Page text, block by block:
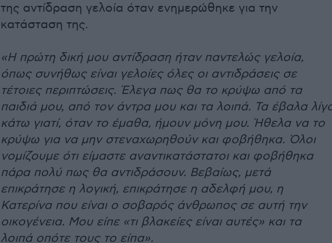
της αντίδραση γελοία όταν ενημερώθηκε για την
κατάσταση της.
«Η πρώτη δική μου αντίδραση ήταν παντελώς γελοία,
όπως συνήθως είναι γελοίες όλες οι αντιδράσεις σε
τέτοιες περιπτώσεις. Έλεγα πως θα το κρύψω από τα
παιδιά μου, από τον άντρα μου και τα λοιπά. Τα έβαλα
κάτω γιατί, όταν το έμαθα, ήμουν μόνη μου. Ήθελα να το
κρύψω για να μην στεναχωρηθούν και φοβήθηκα. Όλοι
νομίζουμε ότι είμαστε αναντικατάστατοι και φοβήθηκα
πάρα πολύ πως θα αντιδράσουν. Βεβαίως, μετά
επικράτησε η λογική, επικράτησε η αδελφή μου, η
Κατερίνα που είναι ο σοβαρός άνθρωπος σε αυτή την
οικογένεια. Μου είπε «τι βλακείες είναι αυτές» και τα
λοιπά οπότε τους το είπα».